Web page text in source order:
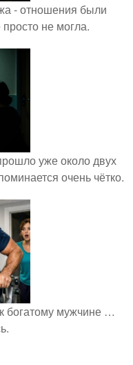
- отношения были
не могла.
уже около двух
очень чётко.
богатому мужчине …